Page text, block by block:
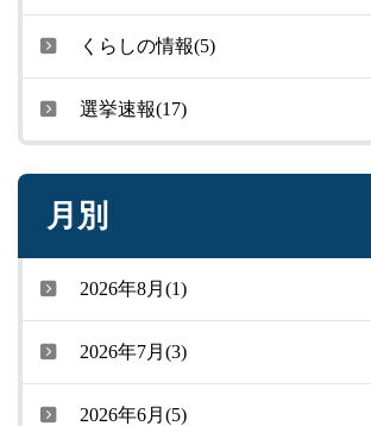
くらしの情報(5)
選挙速報(17)
月別
2026年8月(1)
2026年7月(3)
2026年6月(5)